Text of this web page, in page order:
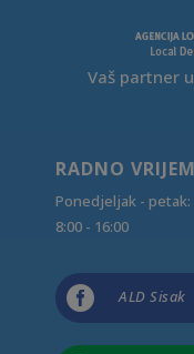
Vaš partner
RADNO
Ponedjeljak - petak:
8:00 - 16:00
 ALD Sisak